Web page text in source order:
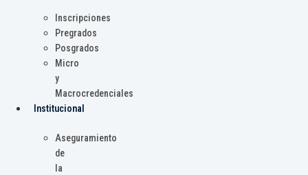
Inscripciones
Pregrados
Posgrados
Micro
y
Macrocredenciales
Institucional
Aseguramiento
de
la